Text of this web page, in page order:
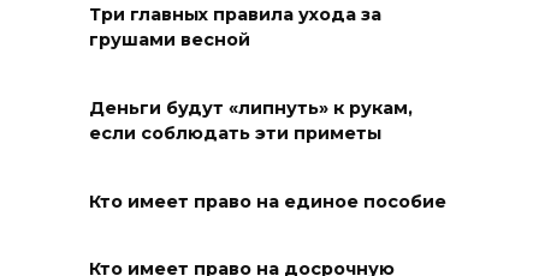
«Метеор» «Андрей Байков»
Меры поддержки после ЧС
взаимодействие участников
Три главных правила ухода за
грушами весной
Деньги будут «липнуть» к рукам,
если соблюдать эти приметы
Кто имеет право на единое пособие
Кто имеет право на досрочную